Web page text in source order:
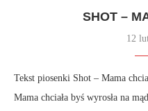
SHOT –
12
Tekst piosenki Shot – Mama
Mama chciała byś wyrosła na